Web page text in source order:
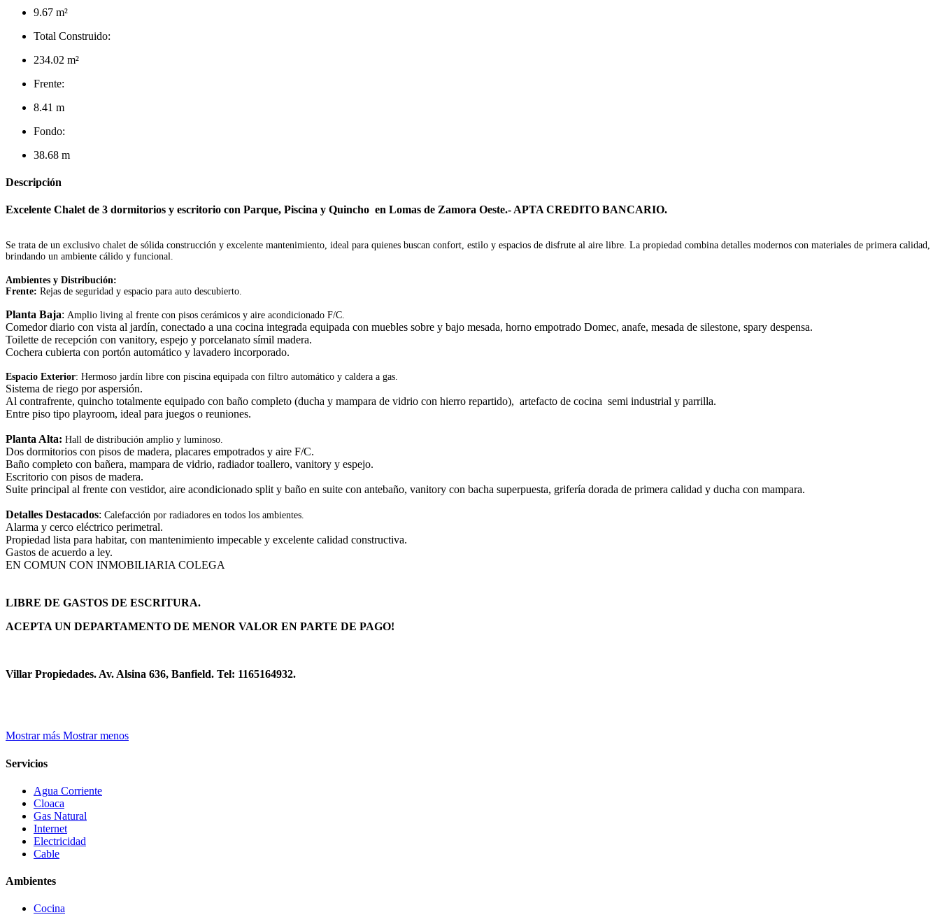
9.67 m²
Total Construido:
234.02 m²
Frente:
8.41 m
Fondo:
38.68 m
Descripción
Excelente Chalet de 3 dormitorios y escritorio con Parque, Piscina y Quincho en Lomas de Zamora Oeste.- APTA CREDITO BANCARIO.
Se trata de un exclusivo chalet de sólida construcción y excelente mantenimiento, ideal para quienes buscan confort, estilo y espacios de disfrute al aire libre. La propiedad combina detalles modernos con materiales de primera calidad,
brindando un ambiente cálido y funcional.
Ambientes y Distribución:
Frente: Rejas de seguridad y espacio para auto descubierto.
Planta Baja: Amplio living al frente con pisos cerámicos y aire acondicionado F/C.
Comedor diario con vista al jardín, conectado a una cocina integrada equipada con muebles sobre y bajo mesada, horno empotrado Domec, anafe, mesada de silestone, spary despensa.
Toilette de recepción con vanitory, espejo y porcelanato símil madera.
Cochera cubierta con portón automático y lavadero incorporado.
Espacio Exterior: Hermoso jardín libre con piscina equipada con filtro automático y caldera a gas.
Sistema de riego por aspersión.
Al contrafrente, quincho totalmente equipado con baño completo (ducha y mampara de vidrio con hierro repartido), artefacto de cocina semi industrial y parrilla.
Entre piso tipo playroom, ideal para juegos o reuniones.
Planta Alta: Hall de distribución amplio y luminoso.
Dos dormitorios con pisos de madera, placares empotrados y aire F/C.
Baño completo con bañera, mampara de vidrio, radiador toallero, vanitory y espejo.
Escritorio con pisos de madera.
Suite principal al frente con vestidor, aire acondicionado split y baño en suite con antebaño, vanitory con bacha superpuesta, grifería dorada de primera calidad y ducha con mampara.
Detalles Destacados: Calefacción por radiadores en todos los ambientes.
Alarma y cerco eléctrico perimetral.
Propiedad lista para habitar, con mantenimiento impecable y excelente calidad constructiva.
Gastos de acuerdo a ley.
EN COMUN CON INMOBILIARIA COLEGA
LIBRE DE GASTOS DE ESCRITURA.
ACEPTA UN DEPARTAMENTO DE MENOR VALOR EN PARTE DE PAGO!
Villar Propiedades. Av. Alsina 636, Banfield. Tel: 1165164932.
Mostrar más Mostrar menos
Servicios
Agua Corriente
Cloaca
Gas Natural
Internet
Electricidad
Cable
Ambientes
Cocina